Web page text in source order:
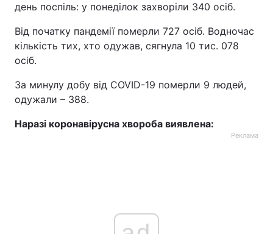
Послуги
день поспіль: у понеділок захворіли 340 осіб.
Від початку пандемії померли 727 осіб. Водночас
кількість тих, хто одужав, сягнула 10 тис. 078
осіб.
За минулу добу від COVID-19 померли 9 людей,
одужали – 388.
Наразі коронавірусна хвороба виявлена:
Реклама